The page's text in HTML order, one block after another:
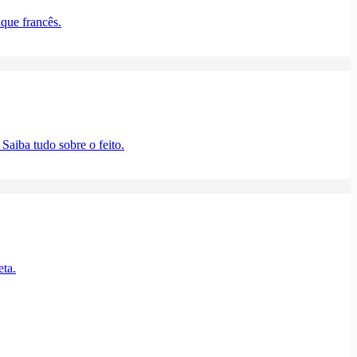
francês.
tudo sobre o feito.